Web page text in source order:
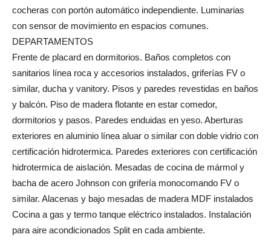
cocheras con portón automático independiente. Luminarias
con sensor de movimiento en espacios comunes.
DEPARTAMENTOS
Frente de placard en dormitorios. Baños completos con
sanitarios línea roca y accesorios instalados, griferías FV o
similar, ducha y vanitory. Pisos y paredes revestidas en baños
y balcón. Piso de madera flotante en estar comedor,
dormitorios y pasos. Paredes enduidas en yeso. Aberturas
exteriores en aluminio línea aluar o similar con doble vidrio con
certificación hidrotermica. Paredes exteriores con certificación
hidrotermica de aislación. Mesadas de cocina de mármol y
bacha de acero Johnson con grifería monocomando FV o
similar. Alacenas y bajo mesadas de madera MDF instalados
Cocina a gas y termo tanque eléctrico instalados. Instalación
para aire acondicionados Split en cada ambiente.